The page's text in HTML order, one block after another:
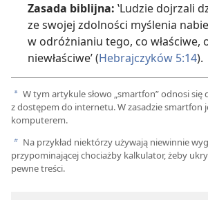
Zasada biblijna: ‛Ludzie dojrzali
ze swojej zdolności myślenia
w odróżnianiu tego, co właściwe,
niewłaściwe’ (Hebrajczyków 5:14).
a W tym artykule słowo „smartfon” odnosi się
z dostępem do internetu. W zasadzie smartfon
komputerem.
b Na przykład niektórzy używają niewinnie
przypominającej chociażby kalkulator, żeby
pewne treści.